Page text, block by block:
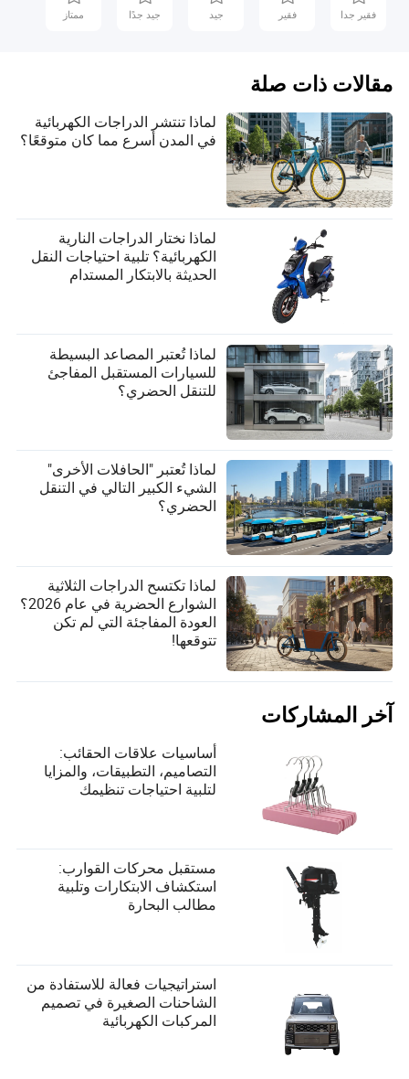
فقير جدا فقير جيد جيد جدًا ممتاز
مقالات ذات صلة
لماذا تنتشر الدراجات الكهربائية
في المدن أسرع مما كان متوقعًا؟
لماذا نختار الدراجات النارية
الكهربائية؟ تلبية احتياجات النقل
الحديثة بالابتكار المستدام
لماذا تُعتبر المصاعد البسيطة
للسيارات المستقبل المفاجئ
للتنقل الحضري؟
لماذا تُعتبر "الحافلات الأخرى"
الشيء الكبير التالي في التنقل
الحضري؟
لماذا تكتسح الدراجات الثلاثية
الشوارع الحضرية في عام 2026؟
العودة المفاجئة التي لم تكن
تتوقعها!
آخر المشاركات
أساسيات علاقات الحقائب:
التصاميم، التطبيقات، والمزايا
لتلبية احتياجات تنظيمك
مستقبل محركات القوارب:
استكشاف الابتكارات وتلبية
مطالب البحارة
استراتيجيات فعالة للاستفادة من
الشاحنات الصغيرة في تصميم
المركبات الكهربائية